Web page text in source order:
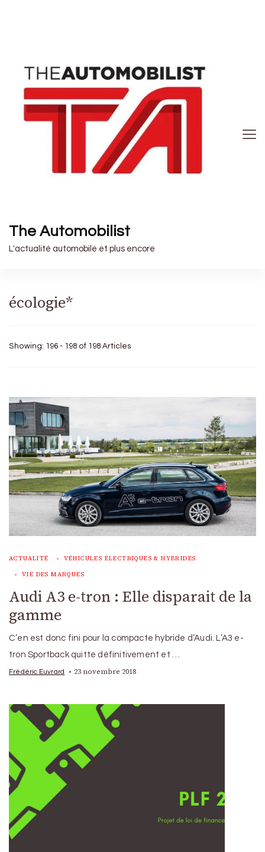
The Automobilist
L'actualité automobile et plus encore
écologie*
Showing: 196 - 198 of 198 Articles
ACTUALITÉ VÉHICULES ÉLECTRIQUES & HYBRIDES
VIE DES MARQUES
Audi A3 e-tron : Elle disparait de la
gamme
C’en est donc fini pour la compacte hybride d’Audi. L’A3 e-
tron Sportback quitte définitivement et …
Frédéric Euvrard 23 novembre 2018